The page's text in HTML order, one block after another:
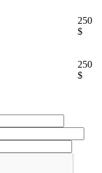
250
$
250
$